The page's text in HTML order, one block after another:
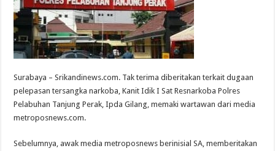
Surabaya – Srikandinews.com. Tak terima diberitakan terkait dugaan
pelepasan tersangka narkoba, Kanit Idik I Sat Resnarkoba Polres
Pelabuhan Tanjung Perak, Ipda Gilang, memaki wartawan dari media
metroposnews.com.
Sebelumnya, awak media metroposnews berinisial SA, memberitakan